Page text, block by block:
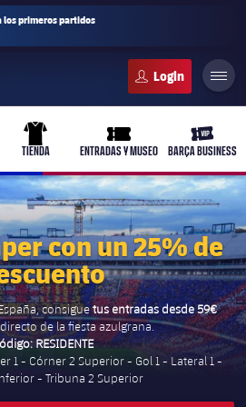
los primeros partidos
uniform
TIENDA
ticket-full
ENTRADAS Y MUSEO
ticket-
BARÇA BUSINESS
con un 25% de
consiguetus entradas desde 59€
de la fiesta azulgrana.
RESIDENTE
1 - Córner 2 Superior - Gol 1 - Lateral 1 -
- Tribuna 2 Superior